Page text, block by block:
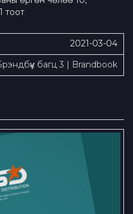
тоот
2021-03-04
багц 3 | Brandbook
Дистрибюшин”